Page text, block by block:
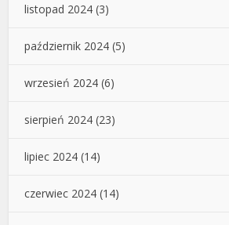
listopad 2024 (3)
październik 2024 (5)
wrzesień 2024 (6)
sierpień 2024 (23)
lipiec 2024 (14)
czerwiec 2024 (14)